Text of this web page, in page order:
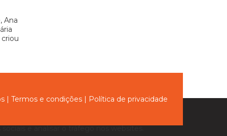
Ana
| Termos e condições | Política de privacidade
e analisar o tráfego nos websites.